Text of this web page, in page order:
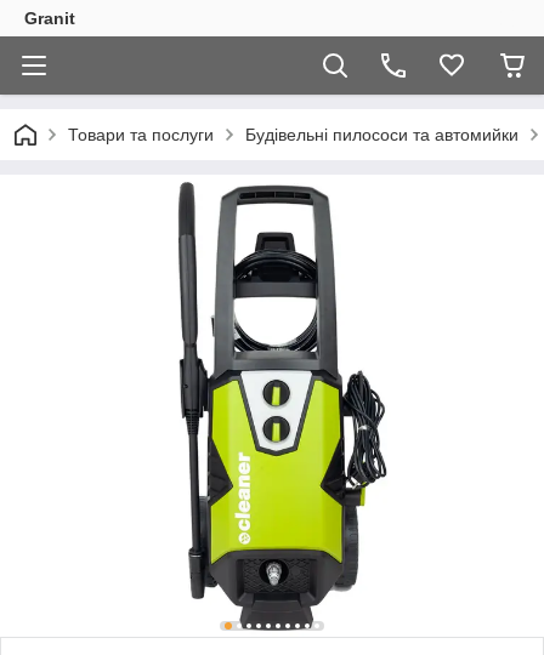
Granit
Товари та послуги Будівельні пилососи та автомийки